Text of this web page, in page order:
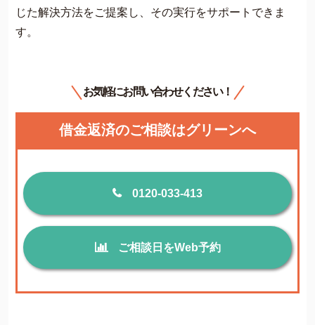
じた解決方法をご提案し、その実行をサポートできま
す。
お気軽にお問い合わせください！
借金返済のご相談はグリーンへ
0120-033-413
ご相談日をWeb予約